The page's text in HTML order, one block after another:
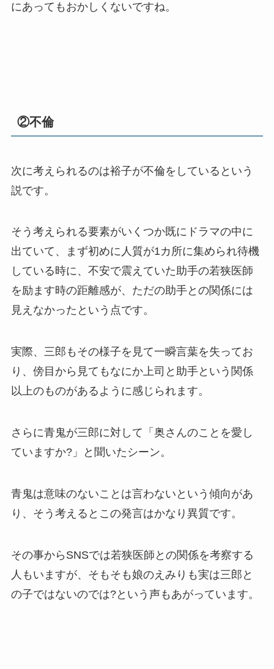
にあってもおかしくないですね。
②不倫
次に考えられるのは裕子が不倫をしているという
説です。
そう考えられる要素がいくつか既にドラマの中に
出ていて、まず初めに人質が1カ所に集められ待機
している時に、不安で震えていた助手の若狭医師
を励ます時の距離感が、ただの助手との関係には
見えなかったという点です。
実際、三郎もその様子を見て一瞬言葉を失ってお
り、傍目から見てもなにか上司と助手という関係
以上のものがあるように感じられます。
さらに青鬼が三郎に対して「奥さんのことを愛し
ていますか?」と聞いたシーン。
青鬼は意味のないことは言わないという傾向があ
り、そう考えるとこの発言はかなり異質です。
その事からSNSでは若狭医師との関係を考察する
人もいますが、そもそも娘のえみりも実は三郎と
の子ではないのでは?という声もあがっています。